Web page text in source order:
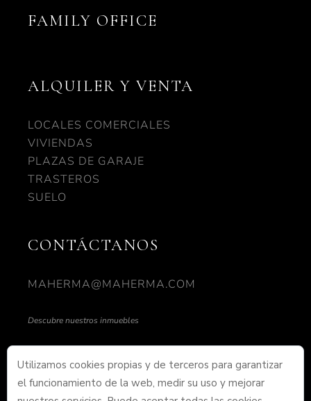
FAMILY OFFICE
ALQUILER Y VENTA
LOCALES COMERCIALES
VIVIENDAS
PLAZAS DE GARAJE
TRASTEROS
SUELO
CONTÁCTANOS
MAHERMA@MAHERMA.COM
Descubre nuestros inmuebles
NUESTRO HORARIO
Utilizamos cookies propias y de terceros para garantizar
el funcionamiento de la web, medir su uso y mejorar